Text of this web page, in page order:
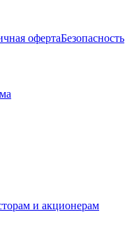
офертаБезопасность
и акционерам